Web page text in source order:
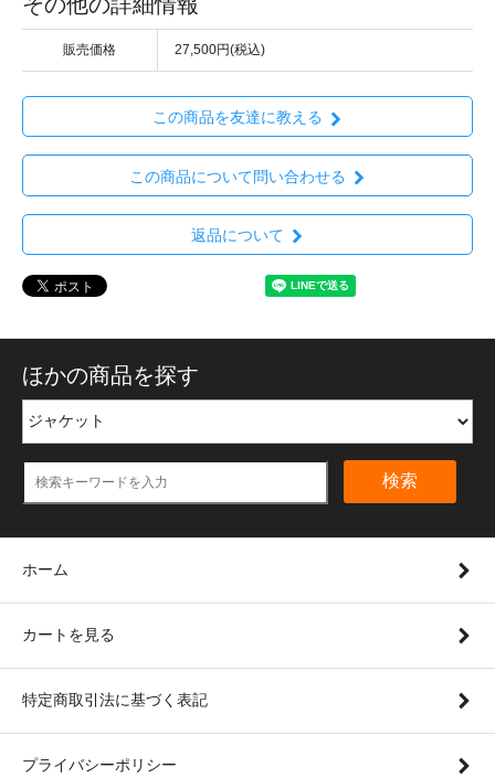
販売価格 27,500円(税込)
この商品を友達に教える
この商品について問い合わせる
返品について
ほかの商品を探す
検索
ホーム
カートを見る
特定商取引法に基づく表記
プライバシーポリシー